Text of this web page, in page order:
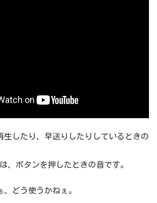
したり、早送りしたりしているときの
、ボタンを押したときの音です。
どう使うかねぇ。